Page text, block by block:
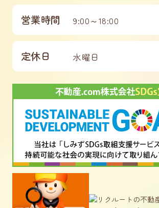
営業時間 9:00～18:00
定休日 水曜日